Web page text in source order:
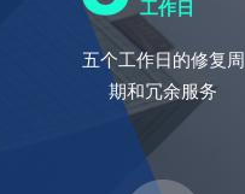
工作日
五个工作日的修复周
期和冗余服务